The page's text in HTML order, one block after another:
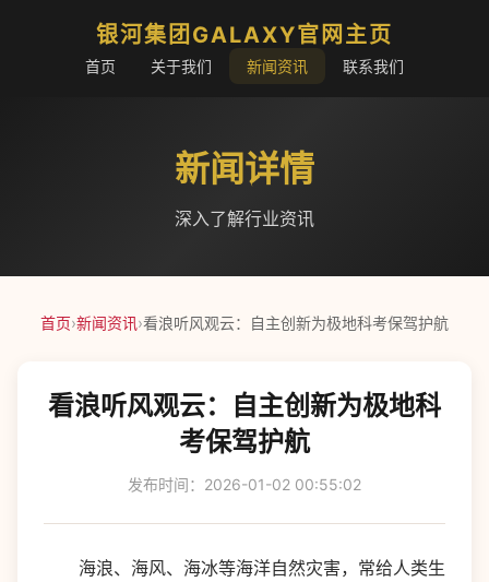
银河集团GALAXY官网主页
首页 关于我们 新闻资讯 联系我们
新闻详情
深入了解行业资讯
首页›新闻资讯›看浪听风观云：自主创新为极地科考保驾护航
看浪听风观云：自主创新为极地科
考保驾护航
发布时间：2026-01-02 00:55:02
海浪、海风、海冰等海洋自然灾害，常给人类生